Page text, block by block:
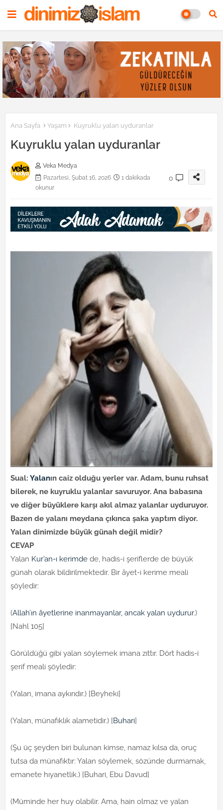
Ana Sayfa Yaşam Kuyruklu yalan uyduranlar
Kuyruklu yalan uyduranlar
Veka Medya
Pazartesi, Şubat 16, 2026
1 dakikada
okunur
0
Sual: Yalanın caiz olduğu yerler var. Adam, bunu ruhsat
bilerek, ne kuyruklu yalanlar savuruyor. Ana babasına
ve diğer büyüklere karşı akıl almaz yalanlar uyduruyor.
Bazen de yalanı meydana çıkınca şaka yaptım diyor.
Yalan dinimizde büyük günah değil midir?
CEVAP
Yalan Kur’an-ı kerimde de, hadis-i şeriflerde de büyük
günah olarak bildirilmektedir. Bir âyet-i kerime meali
şöyledir:
(Allah’ın âyetlerine inanmayanlar, ancak yalan uydurur.)
[Nahl 105]
Görüldüğü gibi yalan söylemek imana zıttır. Dört hadis-i
şerif meali şöyledir:
(Yalan, imana aykırıdır.) [Beyheki]
(Yalan, münafıklık alametidir.) [Buhari]
(Şu üç şeyden biri bulunan kimse, namaz kılsa da, oruç
tutsa da münafıktır: Yalan söylemek, sözünde durmamak,
emanete hıyanetlik.) [Buhari, Ebu Davud]
(Müminde her huy olabilir. Ama, hain olmaz ve yalan